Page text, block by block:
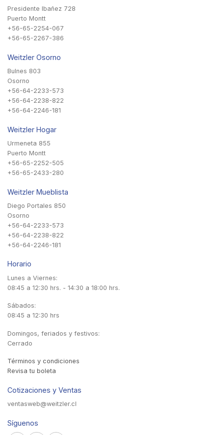
Presidente Ibañez 728
Puerto Montt
+56-65-2254-067
+56-65-2267-386
Weitzler Osorno
Bulnes 803
Osorno
+56-64-2233-573
+56-64-2238-822
+56-64-2246-181
Weitzler Hogar
Urmeneta 855
Puerto Montt
+56-65-2252-505
+56-65-2433-280
Weitzler Mueblista
Diego Portales 850
Osorno
+56-64-2233-573
+56-64-2238-822
+56-64-2246-181
Horario
Lunes a Viernes:
08:45 a 12:30 hrs. - 14:30 a 18:00 hrs.
Sábados:
08:45 a 12:30 hrs
Domingos, feriados y festivos:
Cerrado
Términos y condiciones
Revisa tu boleta
Cotizaciones y Ventas
ventasweb@weitzler.cl
Síguenos